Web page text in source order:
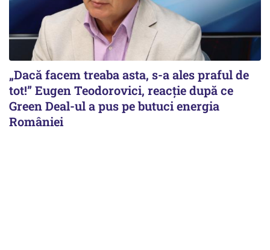
„Dacă facem treaba asta, s-a ales praful de
tot!” Eugen Teodorovici, reacție după ce
Green Deal-ul a pus pe butuci energia
României